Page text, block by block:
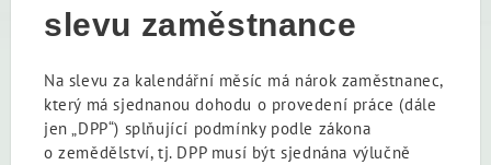
slevu zaměstnance
Na slevu za kalendářní měsíc má nárok zaměstnanec,
který má sjednanou dohodu o provedení práce (dále
jen „DPP“) splňující podmínky podle zákona
o zemědělství, tj. DPP musí být sjednána výlučně